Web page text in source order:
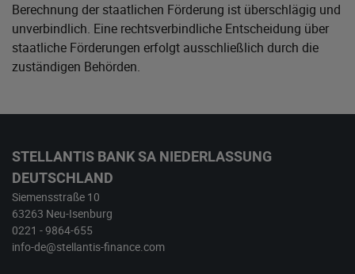
Berechnung der staatlichen Förderung ist überschlägig und
unverbindlich. Eine rechtsverbindliche Entscheidung über
staatliche Förderungen erfolgt ausschließlich durch die
zuständigen Behörden.
STELLANTIS BANK SA NIEDERLASSUNG
DEUTSCHLAND
Siemensstraße 10
63263 Neu-Isenburg
0221 - 9864-655
info-de@stellantis-finance.com